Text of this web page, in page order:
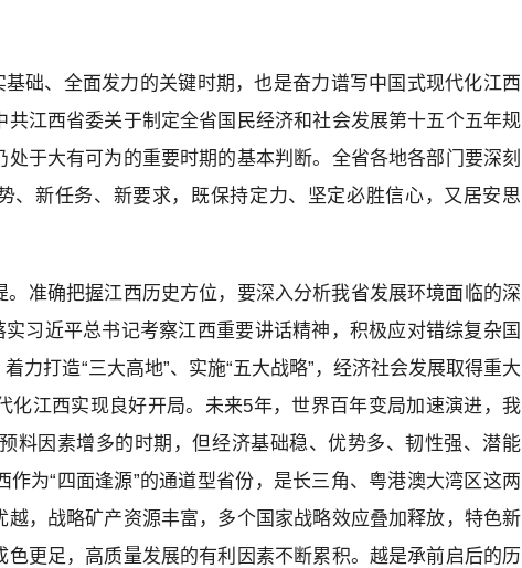
础、全面发力的关键时期，也是奋力谱写中国式现代化江西
江西省委关于制定全省国民经济和社会发展第十五个五年规
于大有可为的重要时期的基本判断。全省各地各部门要深刻
、新任务、新要求，既保持定力、坚定必胜信心，又居安思
准确把握江西历史方位，要深入分析我省发展环境面临的深
习近平总书记考察江西重要讲话精神，积极应对错综复杂国
力打造“三大高地”、实施“五大战略”，经济社会发展取得重大
化江西实现良好开局。未来5年，世界百年变局加速演进，我
料因素增多的时期，但经济基础稳、优势多、韧性强、潜能
作为“四面逢源”的通道型省份，是长三角、粤港澳大湾区这两
越，战略矿产资源丰富，多个国家战略效应叠加释放，特色新
更足，高质量发展的有利因素不断累积。越是承前启后的历